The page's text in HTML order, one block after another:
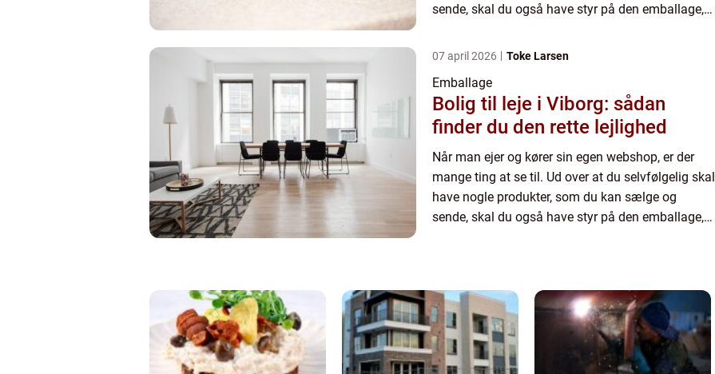
sende, skal du også have styr på den emballage,
ligegyl...
07 april 2026 Toke Larsen
Emballage
Bolig til leje i Viborg: sådan
finder du den rette lejlighed
Når man ejer og kører sin egen webshop, er der
mange ting at se til. Ud over at du selvfølgelig skal
have nogle produkter, som du kan sælge og
sende, skal du også have styr på den emballage,